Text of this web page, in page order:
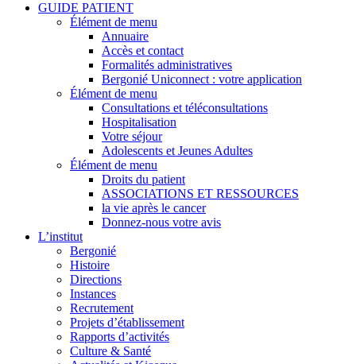
GUIDE PATIENT
Élément de menu
Annuaire
Accès et contact
Formalités administratives
Bergonié Uniconnect : votre application
Élément de menu
Consultations et téléconsultations
Hospitalisation
Votre séjour
Adolescents et Jeunes Adultes
Élément de menu
Droits du patient
ASSOCIATIONS ET RESSOURCES
la vie après le cancer
Donnez-nous votre avis
L’institut
Bergonié
Histoire
Directions
Instances
Recrutement
Projets d’établissement
Rapports d’activités
Culture & Santé